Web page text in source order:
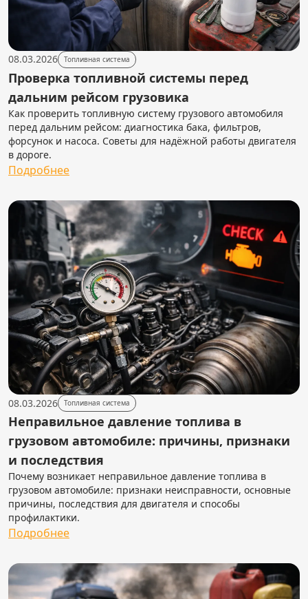
08.03.2026 Топливная система
Проверка топливной системы перед
дальним рейсом грузовика
Как проверить топливную систему грузового автомобиля
перед дальним рейсом: диагностика бака, фильтров,
форсунок и насоса. Советы для надёжной работы двигателя
в дороге.
Подробнее
08.03.2026 Топливная система
Неправильное давление топлива в
грузовом автомобиле: причины, признаки
и последствия
Почему возникает неправильное давление топлива в
грузовом автомобиле: признаки неисправности, основные
причины, последствия для двигателя и способы
профилактики.
Подробнее